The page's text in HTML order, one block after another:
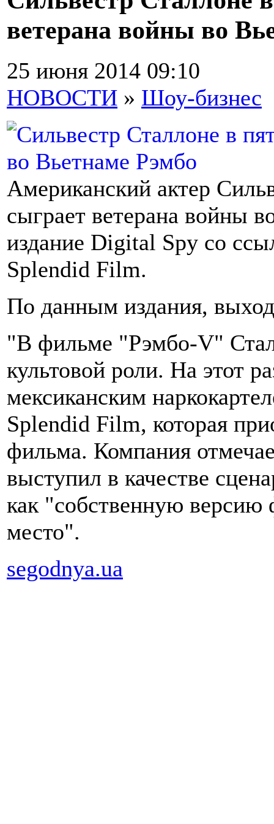
ветерана войны во
25 июня 2014 09:10
НОВОСТИ » Шоу-бизнес
Американский актер
сыграет ветерана войны
издание Digital Spy со
Splendid Film.
По данным издания,
"В фильме "Рэмбо-V"
культовой роли. На этот
мексиканским
Splendid Film, которая
фильма. Компания
выступил в качестве
как "собственную версию
место".
segodnya.ua